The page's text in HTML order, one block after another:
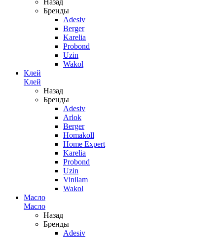
Назад
Бренды
Adesiv
Berger
Karelia
Probond
Uzin
Wakol
Клей
Клей
Назад
Бренды
Adesiv
Arlok
Berger
Homakoll
Home Expert
Karelia
Probond
Uzin
Vinilam
Wakol
Масло
Масло
Назад
Бренды
Adesiv